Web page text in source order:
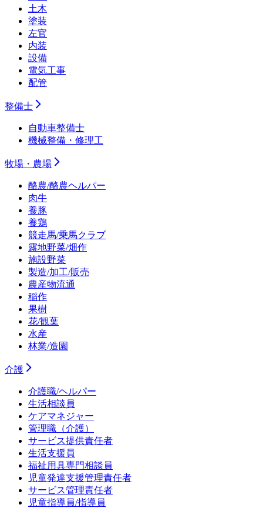
土木
塗装
左官
内装
設備
電気工事
配管
整備士
自動車整備士
機械整備・修理工
牧場・農場
酪農/酪農ヘルパー
肉牛
養豚
養鶏
競走馬/乗馬クラブ
露地野菜/畑作
施設野菜
製造/加工/販売
農産物流通
稲作
果樹
花/観葉
水産
林業/造園
介護
介護職/ヘルパー
生活相談員
ケアマネジャー
管理職（介護）
サービス提供責任者
生活支援員
福祉用具専門相談員
児童発達支援管理責任者
サービス管理責任者
児童指導員/指導員